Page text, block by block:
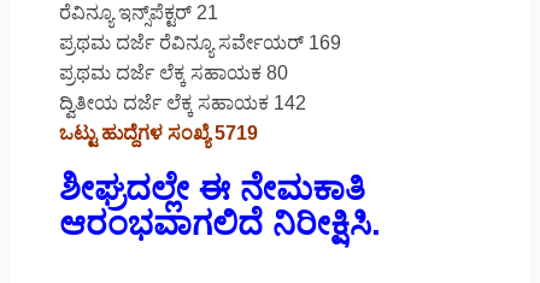
ರೆವಿನ್ಯೂ ಇನ್ಸ್‌ಪೆಕ್ಟರ್ 21
ಪ್ರಥಮ ದರ್ಜೆ ರೆವಿನ್ಯೂ ಸರ್ವೇಯರ್ 169
ಪ್ರಥಮ ದರ್ಜೆ ಲೆಕ್ಕ ಸಹಾಯಕ 80
ದ್ವಿತೀಯ ದರ್ಜೆ ಲೆಕ್ಕ ಸಹಾಯಕ 142
ಒಟ್ಟು ಹುದ್ದೆಗಳ ಸಂಖ್ಯೆ 5719
ಶೀಘ್ರದಲ್ಲೇ ಈ ನೇಮಕಾತಿ
ಆರಂಭವಾಗಲಿದೆ ನಿರೀಕ್ಷಿಸಿ.